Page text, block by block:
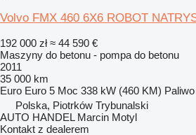
Volvo FMX 460 6X6 ROBOT
192 000 zł ≈ 44 590 €
Maszyny do betonu - pompa do betonu
2011
35 000 km
Euro Euro 5 Moc 338 kW (460 KM) Paliwo
Polska, Piotrków Trybunalski
AUTO HANDEL Marcin Motyl
Kontakt z dealerem